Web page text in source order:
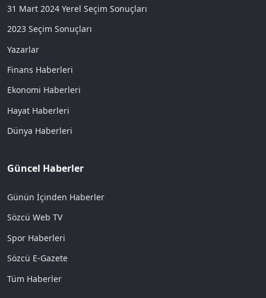
31 Mart 2024 Yerel Seçim Sonuçları
2023 Seçim Sonuçları
Yazarlar
Finans Haberleri
Ekonomi Haberleri
Hayat Haberleri
Dünya Haberleri
Güncel Haberler
Günün İçinden Haberler
Sözcü Web TV
Spor Haberleri
Sözcü E-Gazete
Tüm Haberler